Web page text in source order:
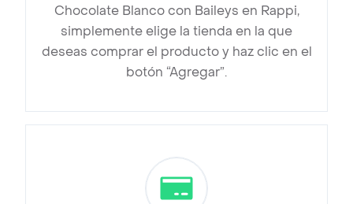
Chocolate Blanco con Baileys en Rappi,
simplemente elige la tienda en la que
deseas comprar el producto y haz clic en el
botón “Agregar”.